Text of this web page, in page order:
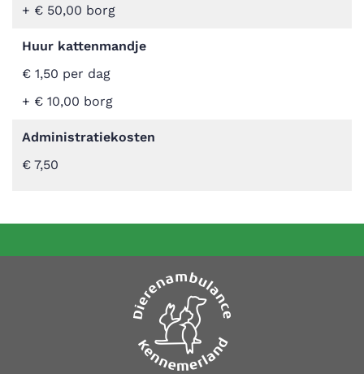
+ € 50,00 borg
Huur kattenmandje
€ 1,50 per dag
+ € 10,00 borg
Administratiekosten
€ 7,50